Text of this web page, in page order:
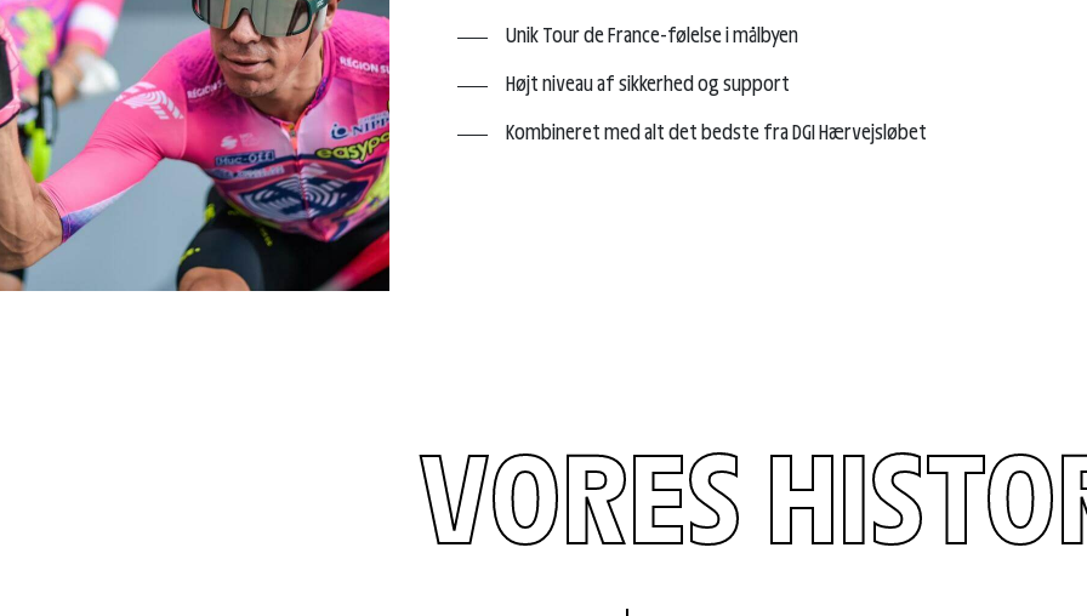
Unik Tour de France-følelse i målbyen
Højt niveau af sikkerhed og support
Kombineret med alt det bedste fra DGI Hærvejsløbet
VORES